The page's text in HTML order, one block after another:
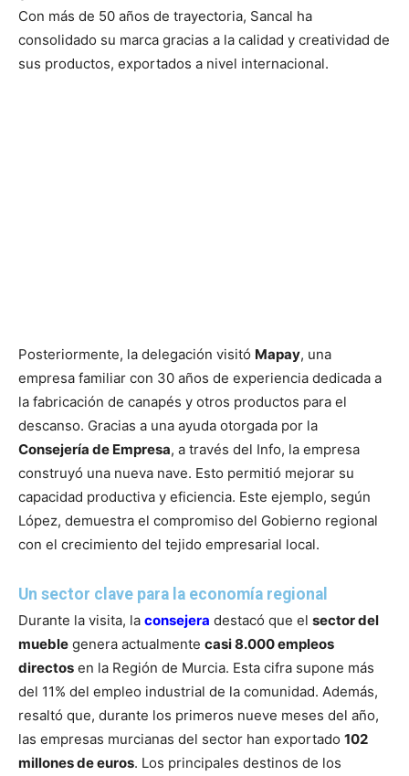
Con más de 50 años de trayectoria, Sancal ha
consolidado su marca gracias a la calidad y creatividad de
sus productos, exportados a nivel internacional.
Posteriormente, la delegación visitó Mapay, una
empresa familiar con 30 años de experiencia dedicada a
la fabricación de canapés y otros productos para el
descanso. Gracias a una ayuda otorgada por la
Consejería de Empresa, a través del Info, la empresa
construyó una nueva nave. Esto permitió mejorar su
capacidad productiva y eficiencia. Este ejemplo, según
López, demuestra el compromiso del Gobierno regional
con el crecimiento del tejido empresarial local.
Un sector clave para la economía regional
Durante la visita, la consejera destacó que el sector del
mueble genera actualmente casi 8.000 empleos
directos en la Región de Murcia. Esta cifra supone más
del 11% del empleo industrial de la comunidad. Además,
resaltó que, durante los primeros nueve meses del año,
las empresas murcianas del sector han exportado 102
millones de euros. Los principales destinos de los